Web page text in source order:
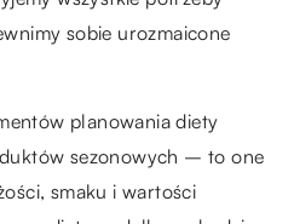
sobie urozmaicone
planowania diety
sezonowych – to one
smaku i wartości